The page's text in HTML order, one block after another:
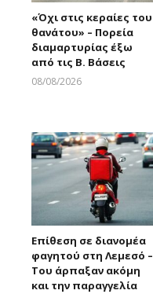
«Όχι στις κεραίες του
θανάτου» – Πορεία
διαμαρτυρίας έξω
από τις Β. Βάσεις
08/08/2026
Επίθεση σε διανομέα
φαγητού στη Λεμεσό –
Του άρπαξαν ακόμη
και την παραγγελία